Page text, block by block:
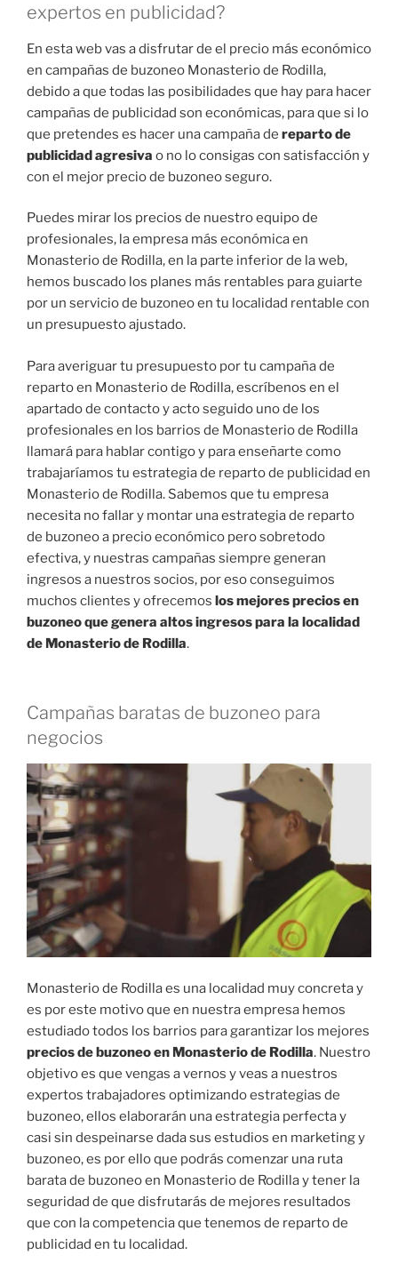
expertos en publicidad?
En esta web vas a disfrutar de el precio más económico
en campañas de buzoneo Monasterio de Rodilla,
debido a que todas las posibilidades que hay para hacer
campañas de publicidad son económicas, para que si lo
que pretendes es hacer una campaña de reparto de
publicidad agresiva o no lo consigas con satisfacción y
con el mejor precio de buzoneo seguro.
Puedes mirar los precios de nuestro equipo de
profesionales, la empresa más económica en
Monasterio de Rodilla, en la parte inferior de la web,
hemos buscado los planes más rentables para guiarte
por un servicio de buzoneo en tu localidad rentable con
un presupuesto ajustado.
Para averiguar tu presupuesto por tu campaña de
reparto en Monasterio de Rodilla, escríbenos en el
apartado de contacto y acto seguido uno de los
profesionales en los barrios de Monasterio de Rodilla
llamará para hablar contigo y para enseñarte como
trabajaríamos tu estrategia de reparto de publicidad en
Monasterio de Rodilla. Sabemos que tu empresa
necesita no fallar y montar una estrategia de reparto
de buzoneo a precio económico pero sobretodo
efectiva, y nuestras campañas siempre generan
ingresos a nuestros socios, por eso conseguimos
muchos clientes y ofrecemos los mejores precios en
buzoneo que genera altos ingresos para la localidad
de Monasterio de Rodilla.
Campañas baratas de buzoneo para
negocios
Monasterio de Rodilla es una localidad muy concreta y
es por este motivo que en nuestra empresa hemos
estudiado todos los barrios para garantizar los mejores
precios de buzoneo en Monasterio de Rodilla. Nuestro
objetivo es que vengas a vernos y veas a nuestros
expertos trabajadores optimizando estrategias de
buzoneo, ellos elaborarán una estrategia perfecta y
casi sin despeinarse dada sus estudios en marketing y
buzoneo, es por ello que podrás comenzar una ruta
barata de buzoneo en Monasterio de Rodilla y tener la
seguridad de que disfrutarás de mejores resultados
que con la competencia que tenemos de reparto de
publicidad en tu localidad.